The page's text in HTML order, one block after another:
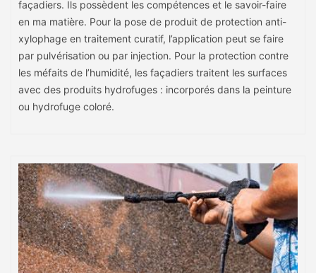
façadiers. Ils possèdent les compétences et le savoir-faire
en ma matière. Pour la pose de produit de protection anti-
xylophage en traitement curatif, l’application peut se faire
par pulvérisation ou par injection. Pour la protection contre
les méfaits de l’humidité, les façadiers traitent les surfaces
avec des produits hydrofuges : incorporés dans la peinture
ou hydrofuge coloré.